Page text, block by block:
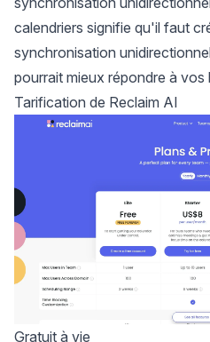
calendriers signifie qu'il faut
synchronisation
pourrait mieux répondre à vos
Tarification de Reclaim AI
Gratuit à vie